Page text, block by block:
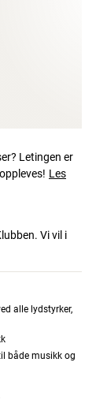
Letingen er
Les
Vi vil i
alle lydstyrker,
både musikk og